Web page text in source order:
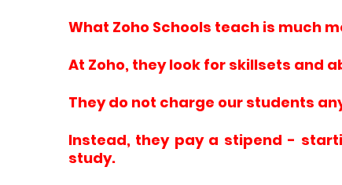
What Zoho Schools teach is much
At Zoho, they look for skillsets and
They do not charge our students
Instead, they pay a stipend -
study.